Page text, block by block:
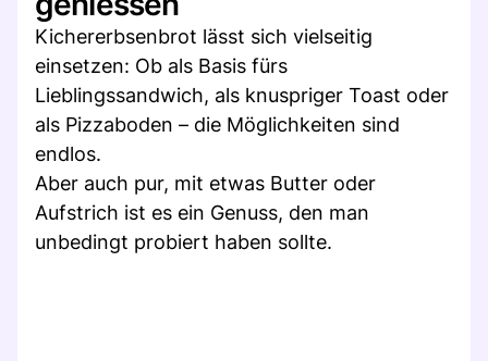
Kichererbsenbrot lässt sich vielseitig
einsetzen: Ob als Basis fürs
Lieblingssandwich, als knuspriger Toast oder
als Pizzaboden – die Möglichkeiten sind
endlos.
Aber auch pur, mit etwas Butter oder
Aufstrich ist es ein Genuss, den man
unbedingt probiert haben sollte.